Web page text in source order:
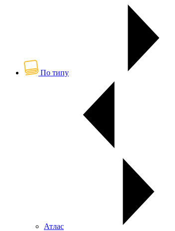
По типу
Атлас